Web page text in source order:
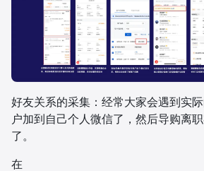
好友关系的采集：经常大家会遇到实
户加到自己个人微信了，然后导购离
了。
在